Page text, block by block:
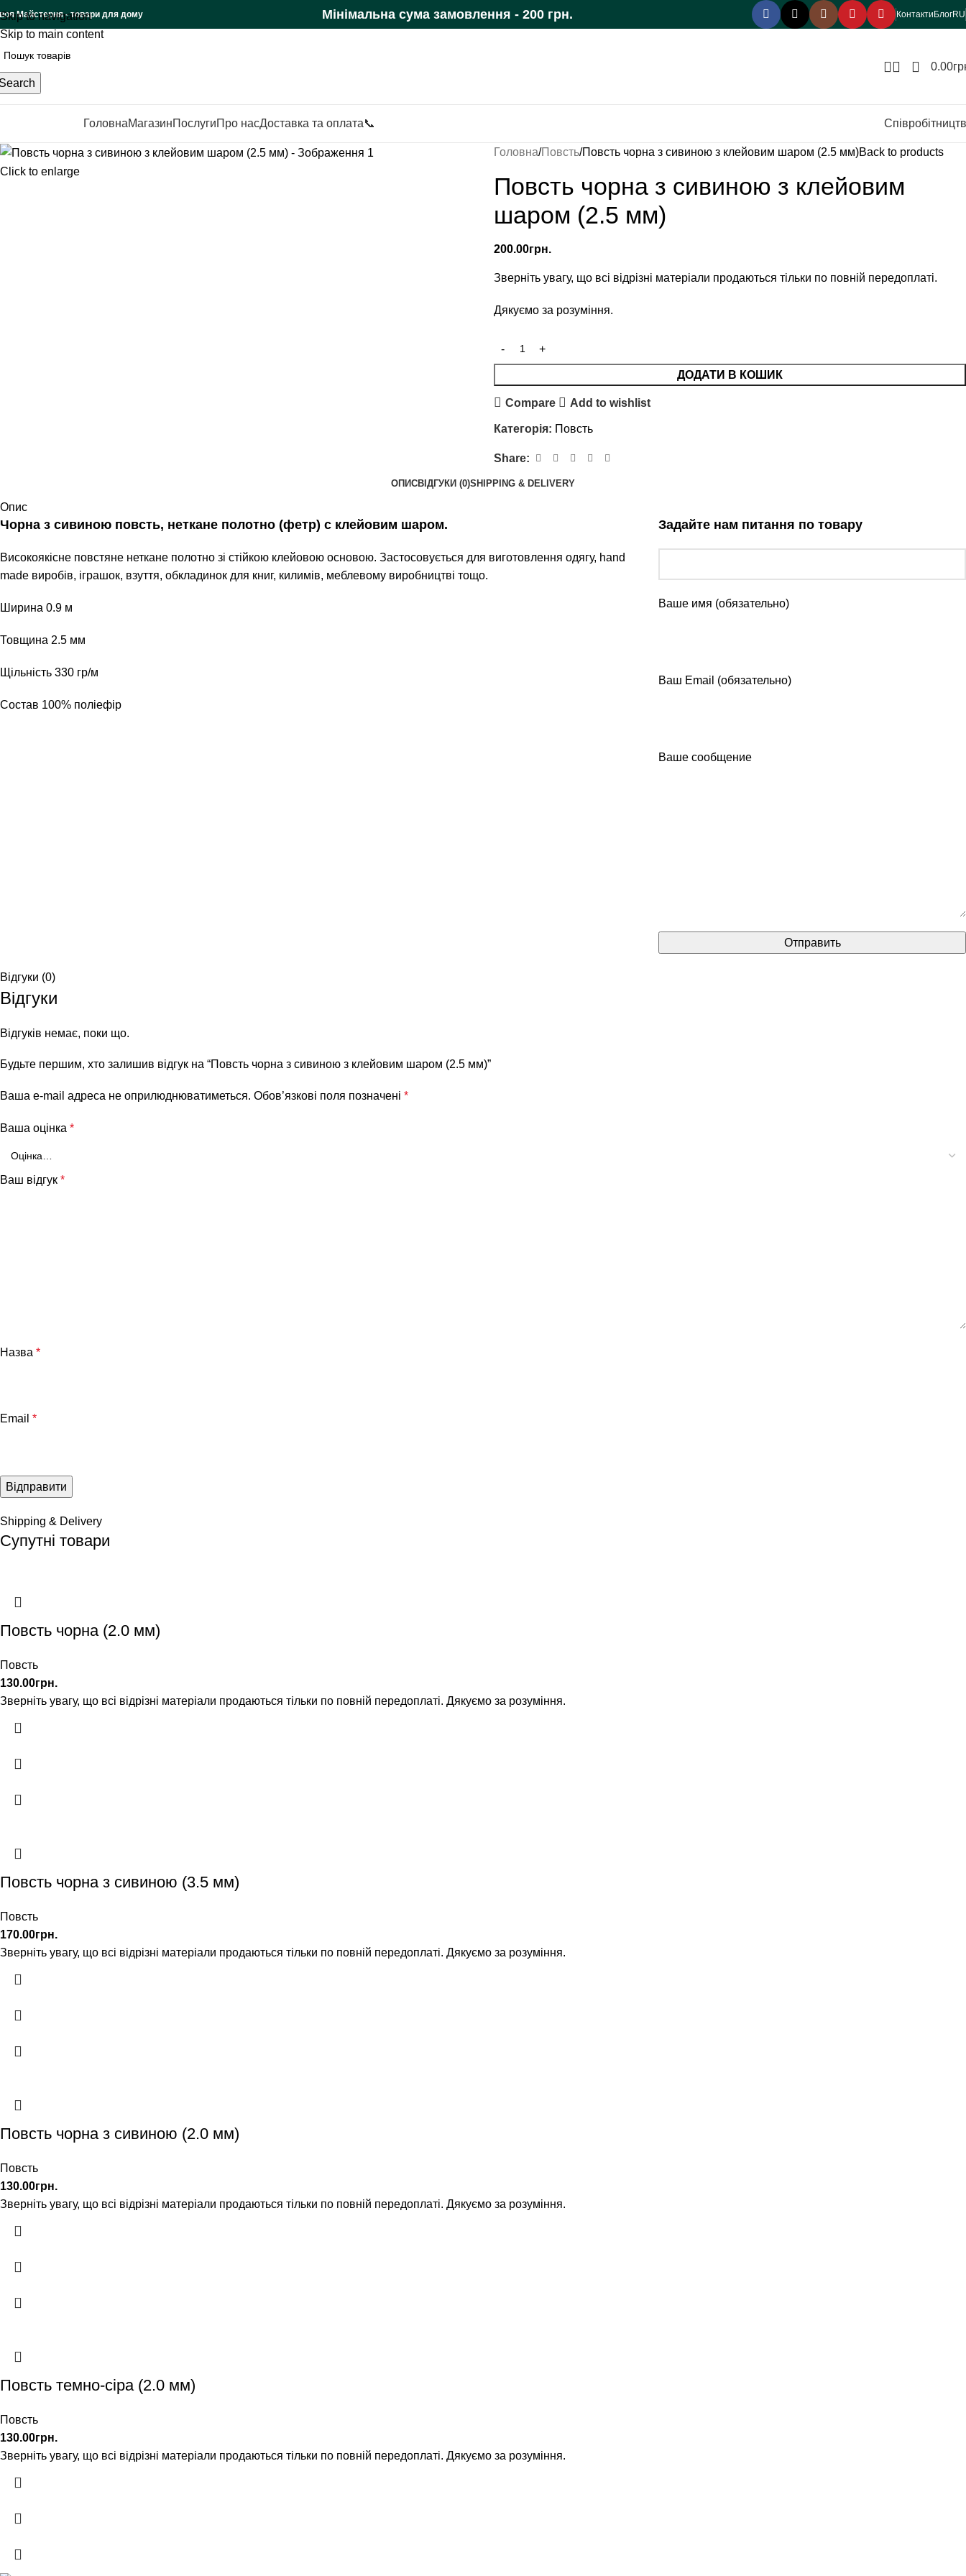
Skip to navigation
Skip to main content
Майстерня - товари для дому Мінімальна сума замовлення - 200 грн. Контакти БлогRU
0.00
ГоловнаМагазинПослугиПро насДоставка та оплата📞
Click to enlarge
Головна Повсть Повсть чорна з сивиною з клейовим шаром (2.5 мм)Back to products
Повсть чорна з сивиною з клейовим
шаром (2.5 мм)
200.00грн.
Зверніть увагу, що всі відрізні матеріали продаються тільки по повній передоплаті.
Дякуємо за розуміння.
ДОДАТИ В КОШИК
Compare Add to wishlist
Категорія: Повсть
Share:
ОПИСВІДГУКИ (0)SHIPPING & DELIVERY
Опис
Чорна з сивиною повсть, неткане полотно (фетр) с клейовим шаром.
Високоякісне повстяне неткане полотно зі стійкою клейовою основою. Застосовується для виготовлення одягу, hand
made виробів, іграшок, взуття, обкладинок для книг, килимів, меблевому виробництві тощо.
Ширина 0.9 м
Товщина 2.5 мм
Щільність 330 гр/м
Состав 100% поліефір
Задайте нам питання по товару
Ваше имя (обязательно)
Ваш Email (обязательно)
Ваше сообщение
Відгуки (0)
Відгуки
Відгуків немає, поки що.
Будьте першим, хто залишив відгук на “Повсть чорна з сивиною з клейовим шаром (2.5 мм)”
Ваша e-mail адреса не оприлюднюватиметься. Обов’язкові поля позначені *
Ваша оцінка *
Ваш відгук *
Назва *
Email *
Shipping & Delivery
Супутні товари
Повсть чорна (2.0 мм)
Повсть
130.00грн.
Зверніть увагу, що всі відрізні матеріали продаються тільки по повній передоплаті. Дякуємо за розуміння.
Повсть чорна з сивиною (3.5 мм)
Повсть
170.00грн.
Зверніть увагу, що всі відрізні матеріали продаються тільки по повній передоплаті. Дякуємо за розуміння.
Повсть чорна з сивиною (2.0 мм)
Повсть
130.00грн.
Зверніть увагу, що всі відрізні матеріали продаються тільки по повній передоплаті. Дякуємо за розуміння.
Повсть темно-сіра (2.0 мм)
Повсть
130.00грн.
Зверніть увагу, що всі відрізні матеріали продаються тільки по повній передоплаті. Дякуємо за розуміння.